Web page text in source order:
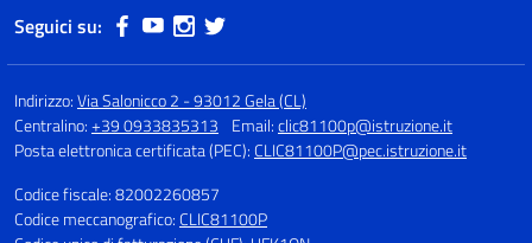
Seguici su:
Indirizzo:Via Salonicco 2 - 93012 Gela (CL)
Centralino:+39 0933835313 Email:clic81100p@istruzione.it
Posta elettronica certificata (PEC):CLIC81100P@pec.istruzione.it
Codice fiscale: 82002260857
Codice meccanografico:CLIC81100P